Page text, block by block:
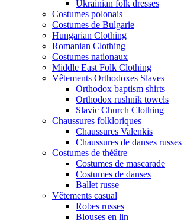
Ukrainian folk dresses
Costumes polonais
Costumes de Bulgarie
Hungarian Clothing
Romanian Clothing
Costumes nationaux
Middle East Folk Clothing
Vêtements Orthodoxes Slaves
Orthodox baptism shirts
Orthodox rushnik towels
Slavic Church Clothing
Chaussures folkloriques
Chaussures Valenkis
Chaussures de danses russes
Costumes de théâtre
Costumes de mascarade
Costumes de danses
Ballet russe
Vêtements casual
Robes russes
Blouses en lin